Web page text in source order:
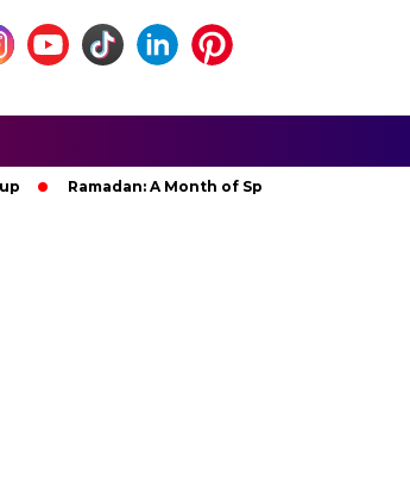
Ramadan: A Month of Spiritual Reflection,